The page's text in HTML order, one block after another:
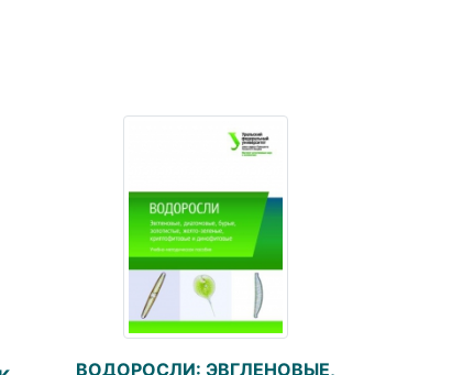
ВОДОРОСЛИ: ЭВГЛЕНОВЫЕ,